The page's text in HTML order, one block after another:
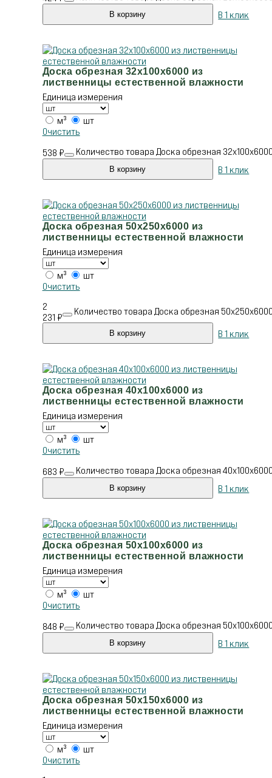
В корзину В 1 клик
Доска обрезная 32х100х6000 из
лиственницы естественной влажности
Единица измерения
м³
шт
Очистить
538 ₽ Количество товара Доска обрезная
В корзину В 1 клик
Доска обрезная 50х250х6000 из
лиственницы естественной влажности
Единица измерения
м³
шт
Очистить
2
231 ₽
Количество товара Доска обрезная
В корзину В 1 клик
Доска обрезная 40х100х6000 из
лиственницы естественной влажности
Единица измерения
м³
шт
Очистить
683 ₽ Количество товара Доска обрезная
В корзину В 1 клик
Доска обрезная 50х100х6000 из
лиственницы естественной влажности
Единица измерения
м³
шт
Очистить
848 ₽ Количество товара Доска обрезная
В корзину В 1 клик
Доска обрезная 50х150х6000 из
лиственницы естественной влажности
Единица измерения
м³
шт
Очистить